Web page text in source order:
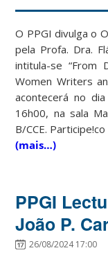
O PPGI divulga o
pela Profa. Dra.
intitula-se “From
Women Writers
acontecerá no dia
16h00, na sala
B/CCE.
(mais…)
PPGI
João P.
26/08/2024 17:00